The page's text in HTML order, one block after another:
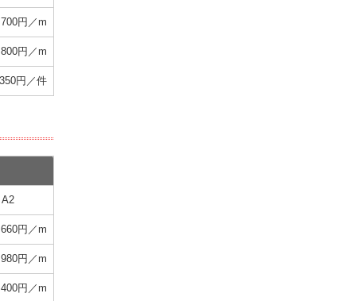
円／m
円／m
350円／件
A2
660円／m
円／m
円／m